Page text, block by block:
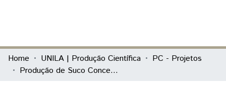
Communities & Collections
All of DSpace
Home UNILA | Produção Científica
PC - Projetos
Produção de Suco Concentrado de Limão